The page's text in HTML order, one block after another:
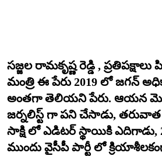
సజ్జల రామకృష్ణ రెడ్డి ,
మంత్రి ఈ పేరు 2019 లో జగన్
అంతగా తెలియని పేరు. ఆయన
జర్నలిస్ట్ గా పని చేసాడు,
సాక్షి లో ఎడిటర్ స్థాయికి ఎదిగాడు,
ముందు వైసీపీ పార్టీ లో